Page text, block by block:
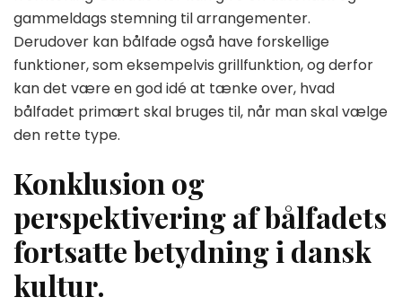
gammeldags stemning til arrangementer.
Derudover kan bålfade også have forskellige
funktioner, som eksempelvis grillfunktion, og derfor
kan det være en god idé at tænke over, hvad
bålfadet primært skal bruges til, når man skal vælge
den rette type.
Konklusion og
perspektivering af bålfadets
fortsatte betydning i dansk
kultur.